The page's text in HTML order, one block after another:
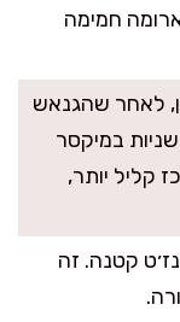
ארומה חמימה
לאחר שהגנאש
מתייצב במקרר, טרפו אותו 30–40 שניות במיקסר
קליל יותר,
קטנה. זה